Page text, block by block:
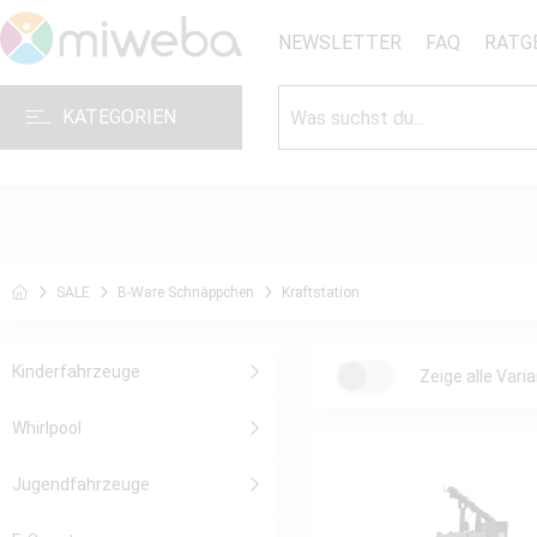
NEWSLETTER FAQ
KATEGORIEN
SALE B-Ware Schnäppchen Kraftstation
Kinderfahrzeuge
Whirlpool
Jugendfahrzeuge
Zeige alle